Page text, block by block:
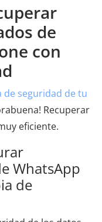
de
con
de seguridad de tu
Recuperar
eficiente.
WhatsApp
de